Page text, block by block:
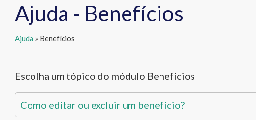
Ajuda - Benefícios
Ajuda » Benefícios
Escolha um tópico do módulo Benefícios
Como editar ou excluir um benefício?